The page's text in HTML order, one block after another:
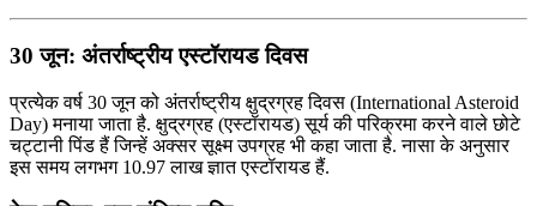
30 जून: अंतर्राष्‍ट्रीय एस्‍टॉरायड दिवस
प्रत्येक वर्ष 30 जून को अंतर्राष्‍ट्रीय क्षुद्रग्रह दिवस (International Asteroid
Day) मनाया जाता है. क्षुद्रग्रह (एस्‍टॉरायड) सूर्य की परिक्रमा करने वाले छोटे
चट्टानी पिंड हैं जिन्‍हें अक्‍सर सूक्ष्‍म उपग्रह भी कहा जाता है. नासा के अनुसार
इस समय लगभग 10.97 लाख ज्ञात एस्‍टॉरायड हैं.